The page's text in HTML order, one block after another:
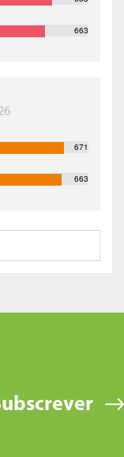
663
671
663